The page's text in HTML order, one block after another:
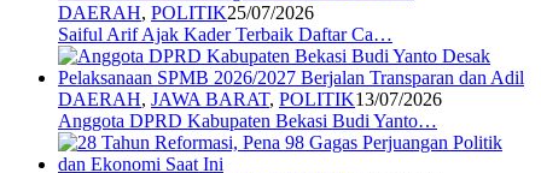
DAERAH, POLITIK25/07/2026
Saiful Arif Ajak Kader Terbaik Daftar Ca…
DAERAH, JAWA BARAT, POLITIK13/07/2026
Anggota DPRD Kabupaten Bekasi Budi Yanto…